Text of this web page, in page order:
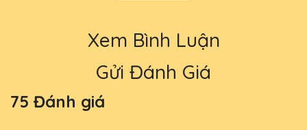
Xem Bình Luận
Gửi Đánh Giá
75 Đánh giá